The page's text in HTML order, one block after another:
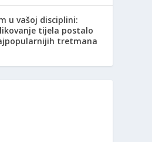
u vašoj disciplini:
tijela postalo
tretmana